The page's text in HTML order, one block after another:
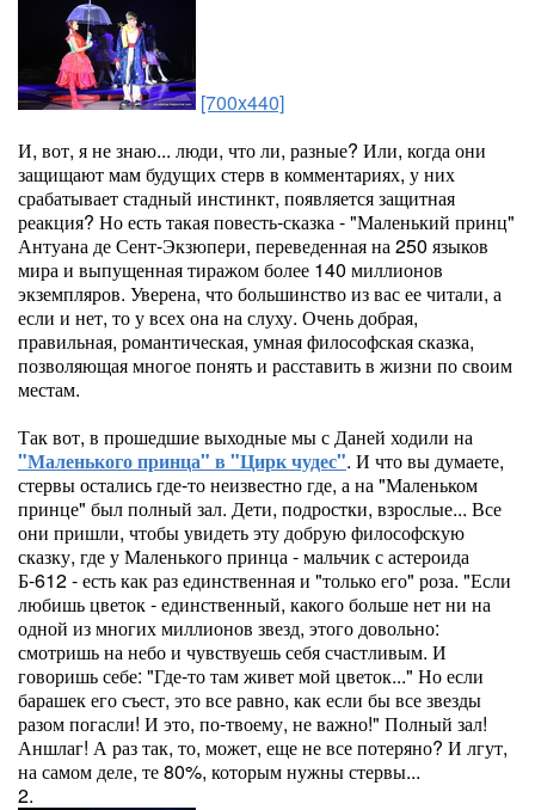
[700x440]
И, вот, я не знаю... люди, что ли, разные? Или, когда они
защищают мам будущих стерв в комментариях, у них
срабатывает стадный инстинкт, появляется защитная
реакция? Но есть такая повесть-сказка - "Маленький принц"
Антуана де Сент-Экзюпери, переведенная на 250 языков
мира и выпущенная тиражом более 140 миллионов
экземпляров. Уверена, что большинство из вас ее читали, а
если и нет, то у всех она на слуху. Очень добрая,
правильная, романтическая, умная философская сказка,
позволяющая многое понять и расставить в жизни по своим
местам.
Так вот, в прошедшие выходные мы с Даней ходили на
"Маленького принца" в "Цирк чудес". И что вы думаете,
стервы остались где-то неизвестно где, а на "Маленьком
принце" был полный зал. Дети, подростки, взрослые... Все
они пришли, чтобы увидеть эту добрую философскую
сказку, где у Маленького принца - мальчик с астероида
Б-612 - есть как раз единственная и "только его" роза. "Если
любишь цветок - единственный, какого больше нет ни на
одной из многих миллионов звезд, этого довольно:
смотришь на небо и чувствуешь себя счастливым. И
говоришь себе: "Где-то там живет мой цветок..." Но если
барашек его съест, это все равно, как если бы все звезды
разом погасли! И это, по-твоему, не важно!" Полный зал!
Аншлаг! А раз так, то, может, еще не все потеряно? И лгут,
на самом деле, те 80%, которым нужны стервы...
2.